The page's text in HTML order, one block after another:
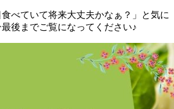
食べていて将来大丈夫かなぁ？」と気に
後までご覧になってください♪